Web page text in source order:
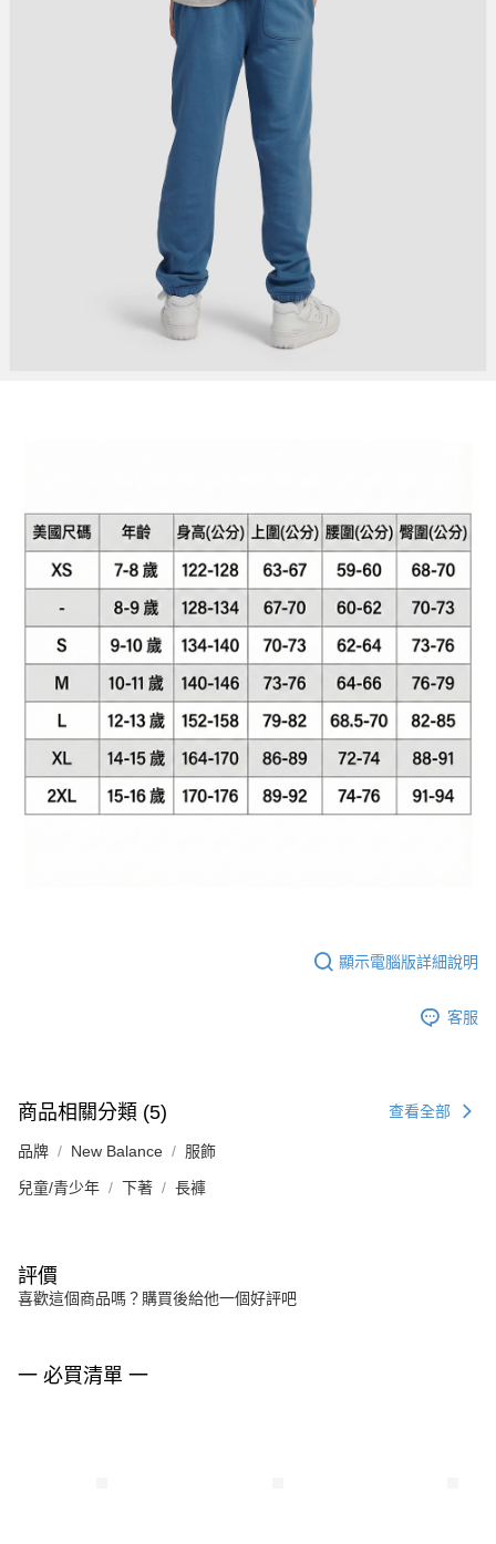
顯示電腦版詳細說明
客服
商品相關分類 (5) 查看全部
品牌 New Balance 服飾
兒童/青少年 下著 長褲
評價
喜歡這個商品嗎？購買後給他一個好評吧
一 必買清單 一